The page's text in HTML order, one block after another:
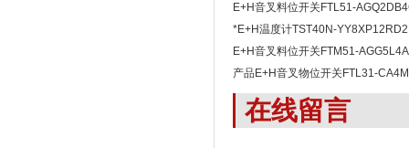
E+H音叉料位开关FTL51-
*E+H温度计TST40N-
E+H音叉料位开关FTM51-
产品E+H音叉物位开关FTL31-
在线留言